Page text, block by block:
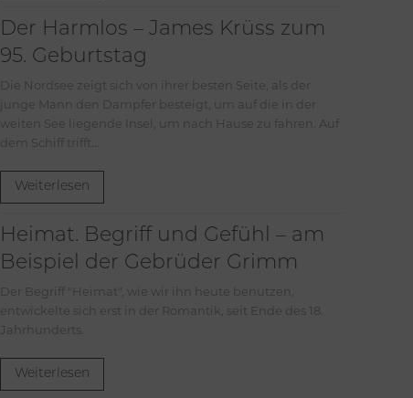
Der Harmlos – James Krüss zum
95. Geburtstag
Die Nordsee zeigt sich von ihrer besten Seite, als der
junge Mann den Dampfer besteigt, um auf die in der
weiten See liegende Insel, um nach Hause zu fahren. Auf
dem Schiff trifft...
Weiterlesen
Heimat. Begriff und Gefühl – am
Beispiel der Gebrüder Grimm
Der Begriff "Heimat", wie wir ihn heute benutzen,
entwickelte sich erst in der Romantik, seit Ende des 18.
Jahrhunderts.
Weiterlesen